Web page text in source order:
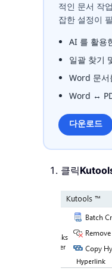
적인 문서 작
잡한 설정이
AI 를 활용
일괄 찾기
Word 문서
Word ↔
다운로드
클릭